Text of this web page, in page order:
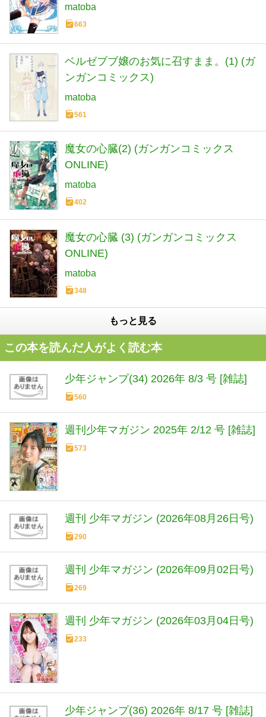
matoba
663
ベルゼブブ嬢のお気に召すまま。(1) (ガ
ンガンコミックス)
matoba
561
魔女の心臓(2) (ガンガンコミックス
ONLINE)
matoba
402
魔女の心臓 (3) (ガンガンコミックス
ONLINE)
matoba
348
もっと見る
この本を読んだ人がよく読む本
少年ジャンプ(34) 2026年 8/3 号 [雑誌]
560
週刊少年マガジン 2025年 2/12 号 [雑誌]
573
週刊 少年マガジン (2026年08月26日号)
290
週刊 少年マガジン (2026年09月02日号)
269
週刊 少年マガジン (2026年03月04日号)
233
少年ジャンプ(36) 2026年 8/17 号 [雑誌]